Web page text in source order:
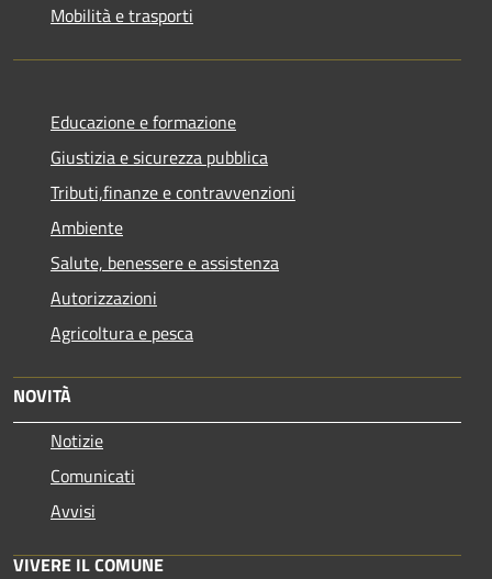
Mobilità e trasporti
Educazione e formazione
Giustizia e sicurezza pubblica
Tributi,finanze e contravvenzioni
Ambiente
Salute, benessere e assistenza
Autorizzazioni
Agricoltura e pesca
NOVITÀ
Notizie
Comunicati
Avvisi
VIVERE IL COMUNE